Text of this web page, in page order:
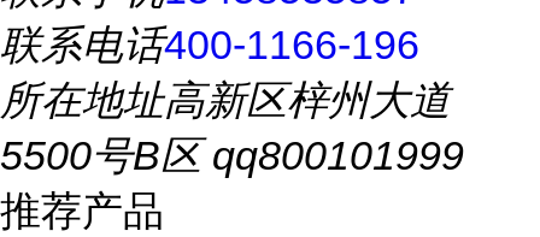
联系电话400-1166-196
所在地址高新区梓州大道
5500号B区 qq800101999
推荐产品